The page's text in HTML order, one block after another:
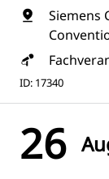
Siemens
ID: 17340
26